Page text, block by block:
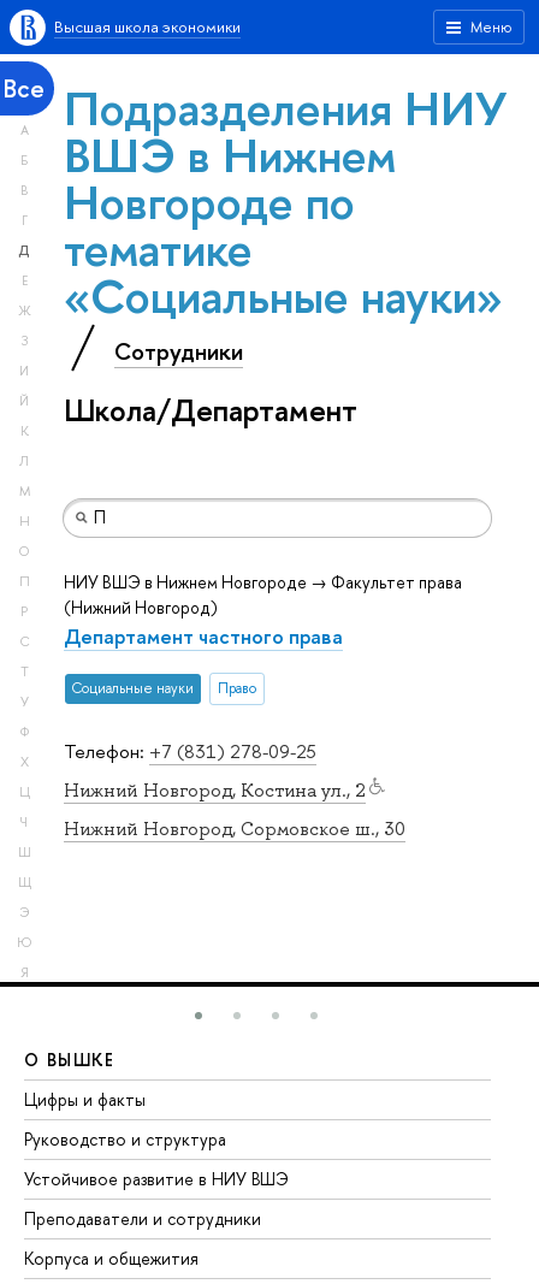
Меню
Высшая школа экономики
Все
А
Б
В
Г
Д
Е
Ж
З
И
Й
К
Л
М
Н
О
П
Р
С
Т
У
Ф
Х
Ц
Ч
Ш
Щ
Э
Ю
Я
Подразделения НИУ
ВШЭ в Нижнем
Новгороде по
тематике
«Социальные науки»
Сотрудники
Школа/Департамент
Телефон: +7 (831) 278-09-25
Нижний Новгород, Костина ул., 2
Нижний Новгород, Сормовское ш., 30
НИУ ВШЭ в Нижнем Новгороде → Факультет права
(Нижний Новгород)
Департамент частного права
Социальные науки Право
О ВЫШКЕ
Цифры и факты
Руководство и структура
Устойчивое развитие в НИУ ВШЭ
Преподаватели и сотрудники
Корпуса и общежития